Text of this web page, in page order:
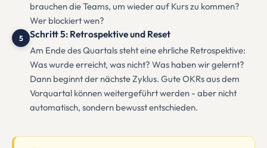
brauchen die Teams, um wieder auf Kurs zu kommen?
Wer blockiert wen?
5 Schritt 5: Retrospektive und Reset
Am Ende des Quartals steht eine ehrliche Retrospektive:
Was wurde erreicht, was nicht? Was haben wir gelernt?
Dann beginnt der nächste Zyklus. Gute OKRs aus dem
Vorquartal können weitergeführt werden - aber nicht
automatisch, sondern bewusst entschieden.